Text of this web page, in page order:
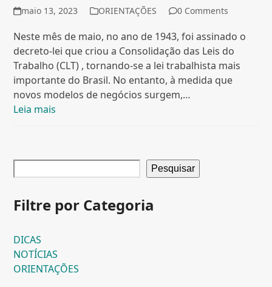
maio 13, 2023 ORIENTAÇÕES 0 Comments
Neste mês de maio, no ano de 1943, foi assinado o
decreto-lei que criou a Consolidação das Leis do
Trabalho (CLT) , tornando-se a lei trabalhista mais
importante do Brasil. No entanto, à medida que
novos modelos de negócios surgem,…
Leia mais
Pesquisar
Filtre por Categoria
DICAS
NOTÍCIAS
ORIENTAÇÕES